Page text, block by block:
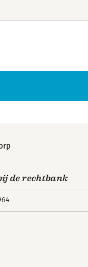
de rechtbank